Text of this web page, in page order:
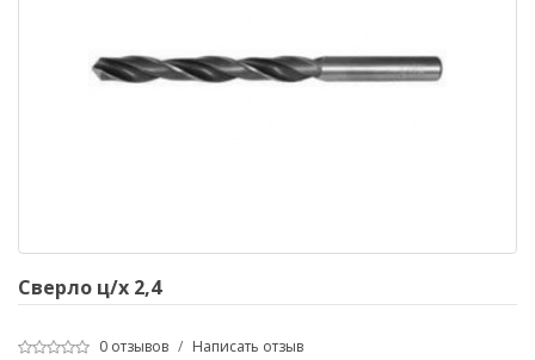
Сверло ц/х 2,4
0 отзывов / Написать отзыв